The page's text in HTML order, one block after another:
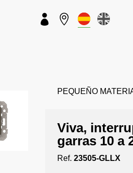
 
PEQUEÑO
Viva,
garras 10 a
Ref. 23505-GLLX